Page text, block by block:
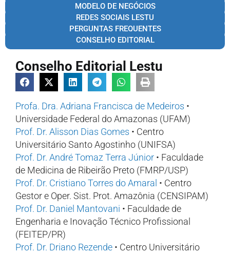
MODELO DE NEGÓCIOS
REDES SOCIAIS LESTU
PERGUNTAS FREQUENTES
CONSELHO EDITORIAL
Conselho Editorial Lestu
Profa. Dra. Adriana Francisca de Medeiros •
Universidade Federal do Amazonas (UFAM)
Prof. Dr. Alisson Dias Gomes • Centro
Universitário Santo Agostinho (UNIFSA)
Prof. Dr. André Tomaz Terra Júnior • Faculdade
de Medicina de Ribeirão Preto (FMRP/USP)
Prof. Dr. Cristiano Torres do Amaral • Centro
Gestor e Oper. Sist. Prot. Amazônia (CENSIPAM)
Prof. Dr. Daniel Mantovani • Faculdade de
Engenharia e Inovação Técnico Profissional
(FEITEP/PR)
Prof. Dr. Driano Rezende • Centro Universitário